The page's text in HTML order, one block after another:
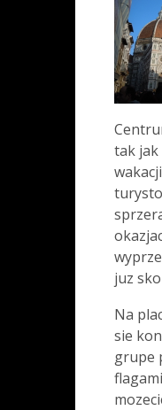
tak jak
juz
Na
sie
grupe